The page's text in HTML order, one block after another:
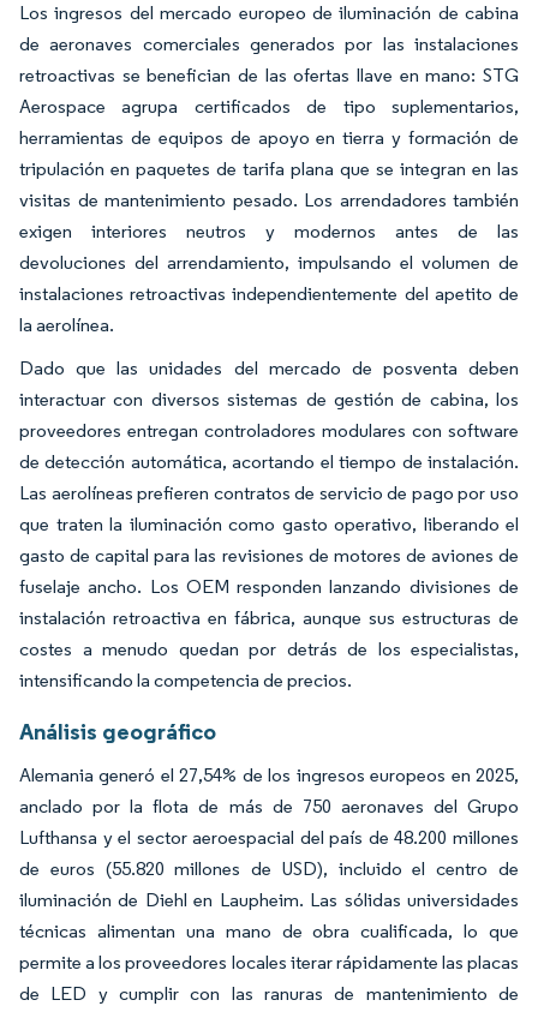
Los ingresos del mercado europeo de iluminación de cabina
de aeronaves comerciales generados por las instalaciones
retroactivas se benefician de las ofertas llave en mano: STG
Aerospace agrupa certificados de tipo suplementarios,
herramientas de equipos de apoyo en tierra y formación de
tripulación en paquetes de tarifa plana que se integran en las
visitas de mantenimiento pesado. Los arrendadores también
exigen interiores neutros y modernos antes de las
devoluciones del arrendamiento, impulsando el volumen de
instalaciones retroactivas independientemente del apetito de
la aerolínea.
Dado que las unidades del mercado de posventa deben
interactuar con diversos sistemas de gestión de cabina, los
proveedores entregan controladores modulares con software
de detección automática, acortando el tiempo de instalación.
Las aerolíneas prefieren contratos de servicio de pago por uso
que traten la iluminación como gasto operativo, liberando el
gasto de capital para las revisiones de motores de aviones de
fuselaje ancho. Los OEM responden lanzando divisiones de
instalación retroactiva en fábrica, aunque sus estructuras de
costes a menudo quedan por detrás de los especialistas,
intensificando la competencia de precios.
Análisis geográfico
Alemania generó el 27,54% de los ingresos europeos en 2025,
anclado por la flota de más de 750 aeronaves del Grupo
Lufthansa y el sector aeroespacial del país de 48.200 millones
de euros (55.820 millones de USD), incluido el centro de
iluminación de Diehl en Laupheim. Las sólidas universidades
técnicas alimentan una mano de obra cualificada, lo que
permite a los proveedores locales iterar rápidamente las placas
de LED y cumplir con las ranuras de mantenimiento de